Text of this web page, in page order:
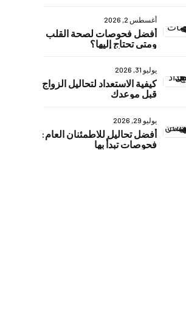
أغسطس 2, 2026
أفضل فحوصات لصحة القلب
ومتى تحتاج إليها؟
يوليو 31, 2026
كيفية الاستعداد لتحاليل الزواج
قبل موعدك
يوليو 29, 2026
أفضل تحاليل للاطمئنان العام:
فحوصات تبدأ بها